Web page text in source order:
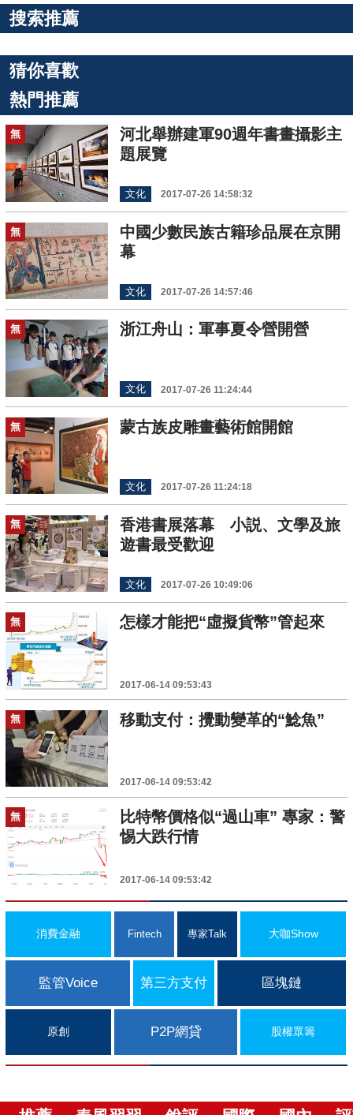
搜索推薦
猜你喜歡
熱門推薦
無
河北舉辦建軍90週年書畫攝影主
題展覽
文化 2017-07-26 14:58:32
無
中國少數民族古籍珍品展在京開
幕
文化 2017-07-26 14:57:46
無 浙江舟山：軍事夏令營開營
文化 2017-07-26 11:24:44
無 蒙古族皮雕畫藝術館開館
文化 2017-07-26 11:24:18
無
香港書展落幕 小説、文學及旅
遊書最受歡迎
文化 2017-07-26 10:49:06
無 怎樣才能把“虛擬貨幣”管起來
2017-06-14 09:53:43
無 移動支付：攪動變革的“鯰魚”
2017-06-14 09:53:42
無
比特幣價格似“過山車” 專家：警
惕大跌行情
2017-06-14 09:53:42
消費金融 Fintech 專家Talk 大咖Show
監管Voice 第三方支付 區塊鏈
原創 P2P網貸 股權眾籌